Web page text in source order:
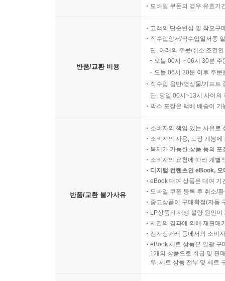
모바일 쿠폰의 경우 유효기
반품/교환 비용
고객의 단순변심 및 착오구
직수입양서/직수입일서중
단, 아래의 주문/취소 조건
오늘 00시 ~ 06시 30분
오늘 06시 30분 이후 주
직수입 음반/영상물/기프트
단, 당일 00시~13시 사이의
박스 포장은 택배 배송이
반품/교환 불가사유
소비자의 책임 있는 사유로
소비자의 사용, 포장 개봉
복제가 가능한 상품 등의
소비자의 요청에 따라 개별
디지털 컨텐츠인 eBook,
eBook 대여 상품은 대여 기
모바일 쿠폰 등록 후 취소/
중고상품이 구매확정(자동
LP상품의 재생 불량 원인
시간의 경과에 의해 재판매
전자상거래 등에서의 소비
eBook 세트 상품은 일괄 구
1개의 상품으로 취급 및 판
우, 세트 상품 전부 및 세트